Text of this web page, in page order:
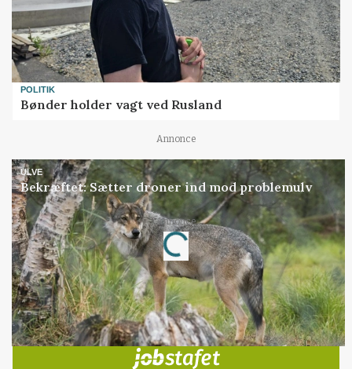
POLITIK
Bønder holder vagt ved Rusland
Annonce
ULVE
Bekræftet: Sætter droner ind mod problemulv
Annonce
Loading...
Jobs
i samarbejde med